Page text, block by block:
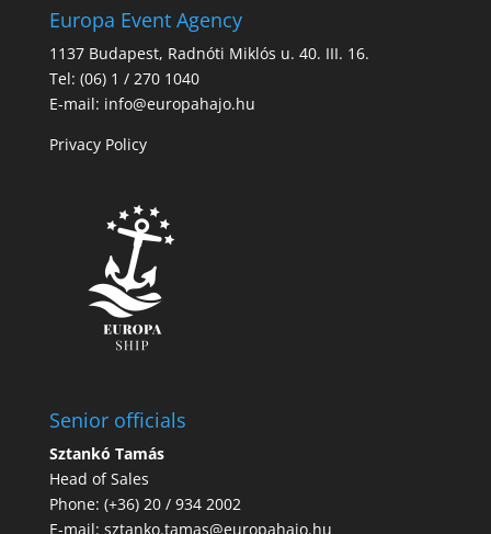
Europa Event Agency
1137 Budapest, Radnóti Miklós u. 40. III. 16.
Tel: (06) 1 / 270 1040
E-mail: info@europahajo.hu
Privacy Policy
Senior officials
Sztankó Tamás
Head of Sales
Phone: (+36) 20 / 934 2002
E-mail: sztanko.tamas@europahajo.hu